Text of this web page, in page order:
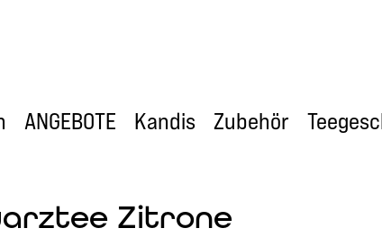
ANGEBOTE Kandis Zubehör
Zitrone